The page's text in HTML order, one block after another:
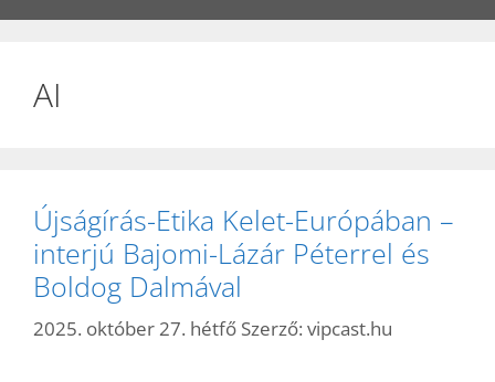
AI
Újságírás-Etika Kelet-Európában –
interjú Bajomi-Lázár Péterrel és
Boldog Dalmával
2025. október 27. hétfő Szerző: vipcast.hu